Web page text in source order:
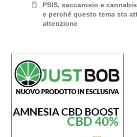
PSIS, saccarosio e
e perché questo tema sta
attenzione